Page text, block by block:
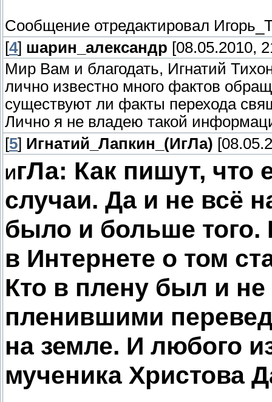
Сообщение отредактировал
[4] шарин_александр [08.05.2010,
Мир Вам и благодать, Игнатий
лично известно много фактов
существуют ли факты перехода
Лично я не владею такой
[5] Игнатий_Лапкин_(ИгЛа)
ИгЛа: Как пишут, что
случаи. Да и не всё
было и больше того.
в Интернете о том
Кто в плену был и не
пленившими
на земле. И любого
мученика Христова